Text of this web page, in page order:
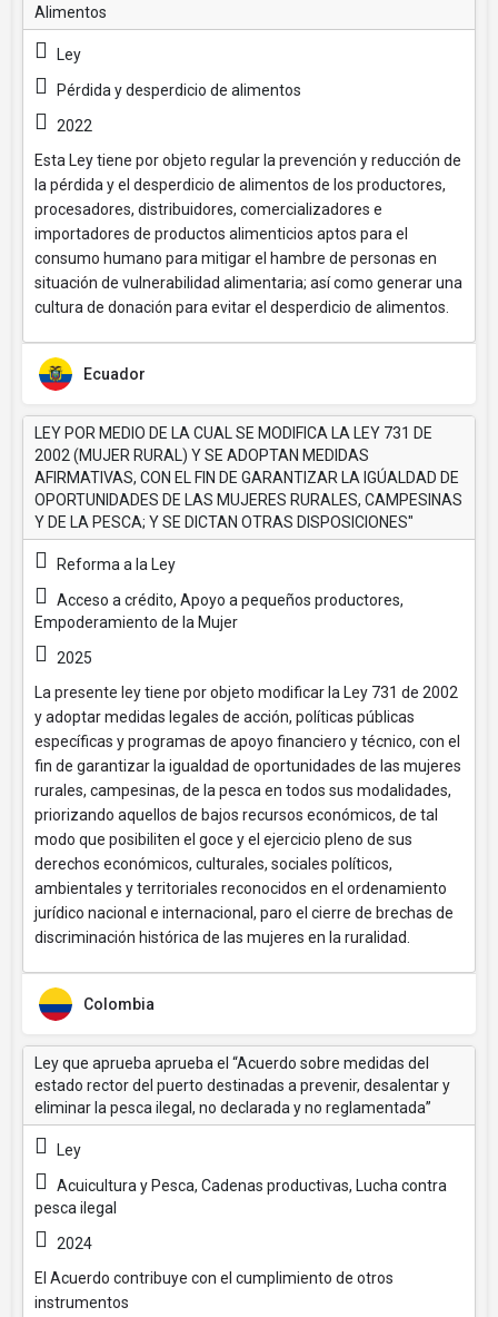
Alimentos
Ley
Pérdida y desperdicio de alimentos
2022
Esta Ley tiene por objeto regular la prevención y reducción de
la pérdida y el desperdicio de alimentos de los productores,
procesadores, distribuidores, comercializadores e
importadores de productos alimenticios aptos para el
consumo humano para mitigar el hambre de personas en
situación de vulnerabilidad alimentaria; así como generar una
cultura de donación para evitar el desperdicio de alimentos.
Ecuador
LEY POR MEDIO DE LA CUAL SE MODIFICA LA LEY 731 DE
2002 (MUJER RURAL) Y SE ADOPTAN MEDIDAS
AFIRMATIVAS, CON EL FIN DE GARANTIZAR LA IGÚALDAD DE
OPORTUNIDADES DE LAS MUJERES RURALES, CAMPESINAS
Y DE LA PESCA; Y SE DICTAN OTRAS DISPOSICIONES"
Reforma a la Ley
Acceso a crédito, Apoyo a pequeños productores,
Empoderamiento de la Mujer
2025
La presente ley tiene por objeto modificar la Ley 731 de 2002
y adoptar medidas legales de acción, políticas públicas
específicas y programas de apoyo financiero y técnico, con el
fin de garantizar la igualdad de oportunidades de las mujeres
rurales, campesinas, de la pesca en todos sus modalidades,
priorizando aquellos de bajos recursos económicos, de tal
modo que posibiliten el goce y el ejercicio pleno de sus
derechos económicos, culturales, sociales políticos,
ambientales y territoriales reconocidos en el ordenamiento
jurídico nacional e internacional, paro el cierre de brechas de
discriminación histórica de las mujeres en la ruralidad.
Colombia
Ley que aprueba aprueba el “Acuerdo sobre medidas del
estado rector del puerto destinadas a prevenir, desalentar y
eliminar la pesca ilegal, no declarada y no reglamentada”
Ley
Acuicultura y Pesca, Cadenas productivas, Lucha contra
pesca ilegal
2024
El Acuerdo contribuye con el cumplimiento de otros
instrumentos